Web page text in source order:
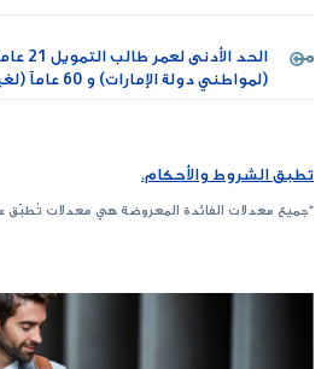
(لمواطني دولة الإمارات) و 60 عاماً (لغير المواطنين)
تطبق الشروط والأحكام.
*جميع معدلات الفائدة المعروضة هي معدلات